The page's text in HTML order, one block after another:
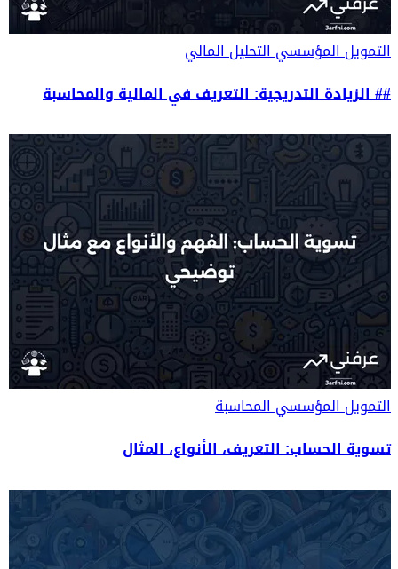
التمويل المؤسسيالتحليل المالي
## الزيادة التدريجية: التعريف في المالية والمحاسبة
التمويل المؤسسيالمحاسبة
تسوية الحساب: التعريف، الأنواع، المثال